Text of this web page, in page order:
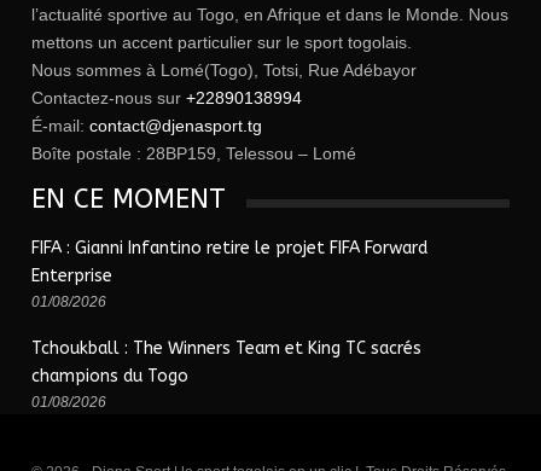
l’actualité sportive au Togo, en Afrique et dans le Monde. Nous
mettons un accent particulier sur le sport togolais.
Nous sommes à Lomé(Togo), Totsi, Rue Adébayor
Contactez-nous sur +22890138994
É-mail: contact@djenasport.tg
Boîte postale : 28BP159, Telessou – Lomé
EN CE MOMENT
FIFA : Gianni Infantino retire le projet FIFA Forward
Enterprise
01/08/2026
Tchoukball : The Winners Team et King TC sacrés
champions du Togo
01/08/2026